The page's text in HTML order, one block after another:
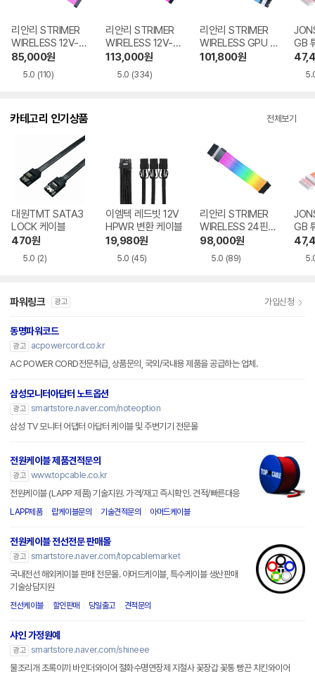
리안리 STRIMER
WIRELESS 12V-2
X6 케이블 PW16-
85,000원
5.0 (110)
리안리 STRIMER
WIRELESS 12V-2
X6 WIDE 케이블 P
113,000원
5.0 (334)
리안리 STRIMER
WIRELESS GPU 3
x8핀 케이블 PW12
101,800원
GB
블
카테고리 인기상품 전체보기
대원TMT SATA3
LOCK 케이블
470원
5.0 (2)
이엠텍 레드빗 12V
HPWR 변환 케이블
19,980원
5.0 (45)
리안리 STRIMER
WIRELESS 24핀
케이블
98,000원
5.0 (89)
GB
블
파워링크 광고 가입신청
동명파워코드
광고
acpowercord.co.kr
AC POWER CORD전문취급, 상품문의, 국외/국내용 제품을 공급하는 업체.
삼성모니터아답터 노트옵션
광고
smartstore.naver.com/noteoption
삼성 TV 모니터 어댑터 아답터 케이블 및 주변기기 전문몰
전원케이블 제품견적문의
광고
www.topcable.co.kr
전원케이블 (LAPP 제품) 기술지원. 가격/재고 즉시확인. 견적/빠른대응
LAPP제품 랍케이블문의 기술견적문의 아머드케이블
전원케이블 전선전문 판매몰
광고
smartstore.naver.com/topcablemarket
국내전선 해외케이블 판매 전문몰. 아머드케이블, 특수케이블 생산판매
기술상담지원
전선케이블 할인판매 당일출고 견적문의
샤인 가정원예
광고
smartstore.naver.com/shineee
물조리개 초록이끼 바인더와이어 절화수명연장제 지철사 꽃장갑 꽃통 빵끈 치킨와이어